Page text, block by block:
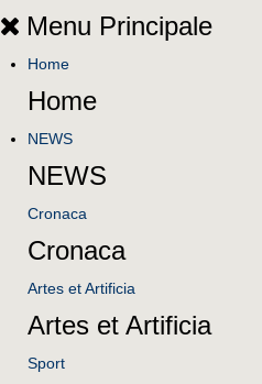
Menu Principale
Home
Home
NEWS
NEWS
Cronaca
Cronaca
Artes et Artificia
Artes et Artificia
Sport